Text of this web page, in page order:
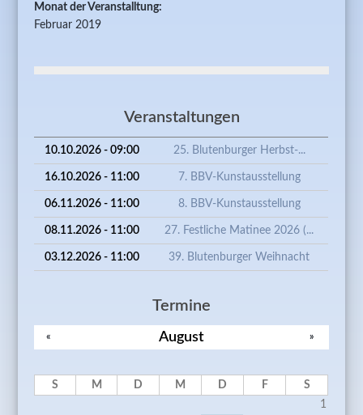
Monat der Veranstalltung:
Februar 2019
Veranstaltungen
10.10.2026 - 09:00 25. Blutenburger Herbst-...
16.10.2026 - 11:00 7. BBV-Kunstausstellung
06.11.2026 - 11:00 8. BBV-Kunstausstellung
08.11.2026 - 11:00 27. Festliche Matinee 2026 (...
03.12.2026 - 11:00 39. Blutenburger Weihnacht
Termine
August
« »
S M D M D F
S
1